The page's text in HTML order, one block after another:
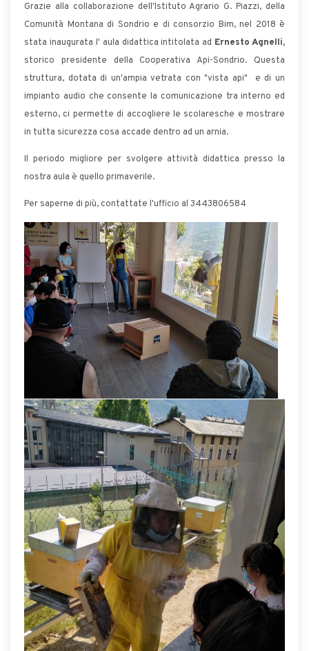
Grazie alla collaborazione dell'Istituto Agrario G. Piazzi, della
Comunità Montana di Sondrio e di consorzio Bim, nel 2018 è
stata inaugurata l' aula didattica intitolata ad Ernesto Agnelli,
storico presidente della Cooperativa Api-Sondrio. Questa
struttura, dotata di un'ampia vetrata con "vista api" e di un
impianto audio che consente la comunicazione tra interno ed
esterno, ci permette di accogliere le scolaresche e mostrare
in tutta sicurezza cosa accade dentro ad un arnia.
Il periodo migliore per svolgere attività didattica presso la
nostra aula è quello primaverile.
Per saperne di più, contattate l'ufficio al 3443806584